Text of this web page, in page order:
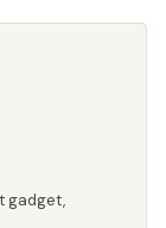
gadget,